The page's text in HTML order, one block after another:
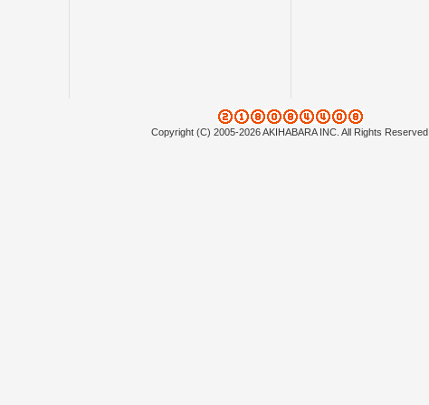
Copyright (C) 2005-2026 AKIHABARA INC. All Rights Reserved.